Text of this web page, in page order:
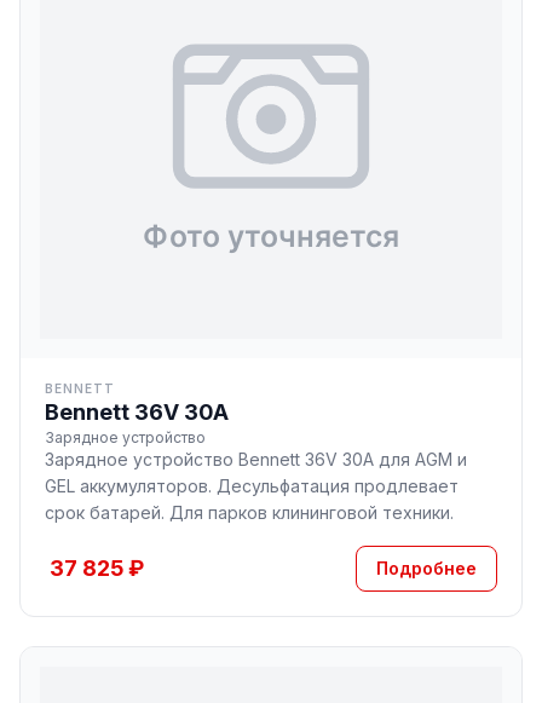
BENNETT
Bennett 36V 30A
Зарядное устройство
Зарядное устройство Bennett 36V 30A для AGM и
GEL аккумуляторов. Десульфатация продлевает
срок батарей. Для парков клининговой техники.
37 825 ₽ Подробнее